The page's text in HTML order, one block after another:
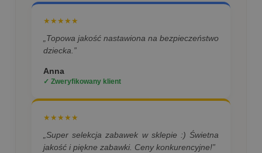
★★★★★
„Topowa jakość nastawiona na bezpieczeństwo
dziecka.”
Anna
✓ Zweryfikowany klient
★★★★★
„Super selekcja zabawek w sklepie :) Świetna
jakość i piękne zabawki. Ceny konkurencyjne!”